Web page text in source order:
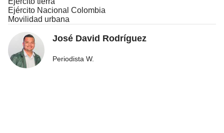
Ejército Nacional Colombia
Movilidad urbana
José David Rodríguez
Periodista W.